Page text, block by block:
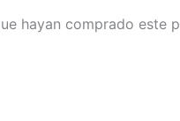
hayan comprado este